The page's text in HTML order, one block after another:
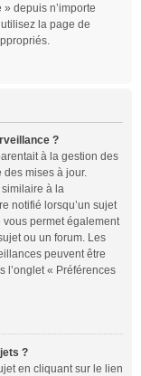
depuis n’importe
la page de
?
à la gestion des
des mises à jour.
similaire à la
notifié lorsqu’un sujet
permet également
ou un forum. Les
peuvent être
l’onglet « Préférences
?
en cliquant sur le lien